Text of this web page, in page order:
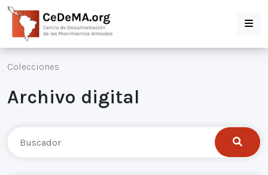
Colecciones
Archivo digital